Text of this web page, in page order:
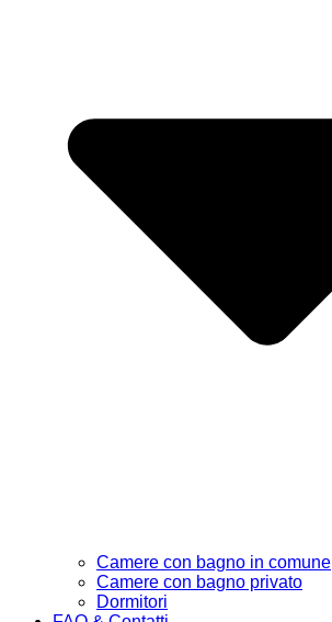
Camere con bagno in comune
Camere con bagno privato
Dormitori